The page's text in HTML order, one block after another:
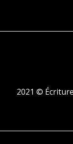
2021 ©